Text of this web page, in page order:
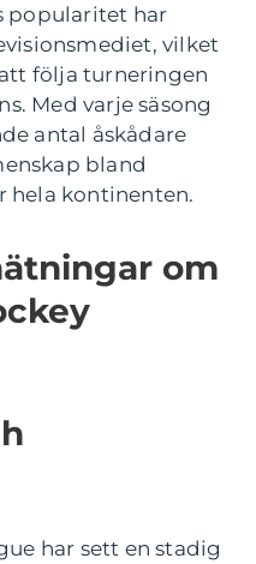
popularitet har
vilket
följa turneringen
Med varje säsong
antal åskådare
bland
hela kontinenten.
om
har sett en stadig